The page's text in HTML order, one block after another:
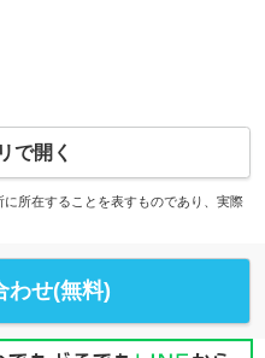
で開く
所在することを表すものであり、実際
わせ(無料)